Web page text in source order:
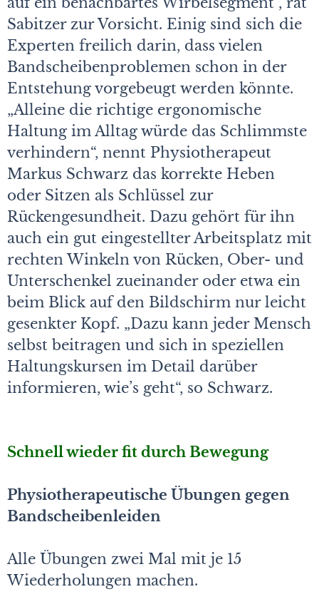
Sabitzer zur Vorsicht. Einig sind sich die
Experten freilich darin, dass vielen
Bandscheibenproblemen schon in der
Entstehung vorgebeugt werden könnte.
„Alleine die richtige ergonomische
Haltung im Alltag würde das Schlimmste
verhindern“, nennt Physiotherapeut
Markus Schwarz das korrekte Heben
oder Sitzen als Schlüssel zur
Rückengesundheit. Dazu gehört für ihn
auch ein gut eingestellter Arbeitsplatz mit
rechten Winkeln von Rücken, Ober- und
Unterschenkel zueinander oder etwa ein
beim Blick auf den Bildschirm nur leicht
gesenkter Kopf. „Dazu kann jeder Mensch
selbst beitragen und sich in speziellen
Haltungskursen im Detail darüber
informieren, wie’s geht“, so Schwarz.
Schnell wieder fit durch Bewegung
Physiotherapeutische Übungen gegen
Bandscheibenleiden
Alle Übungen zwei Mal mit je 15
Wiederholungen machen.